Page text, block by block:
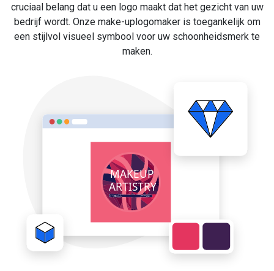
cruciaal belang dat u een logo maakt dat het gezicht van uw
bedrijf wordt. Onze make-uplogomaker is toegankelijk om
een stijlvol visueel symbool voor uw schoonheidsmerk te
maken.